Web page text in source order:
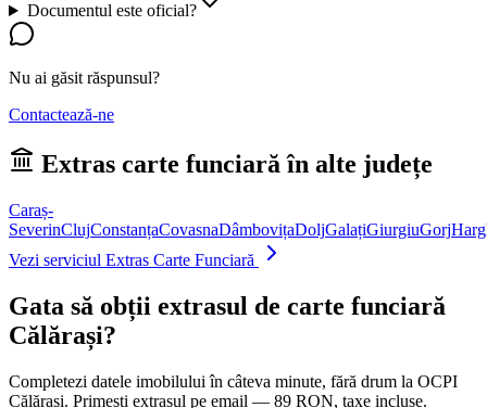
Documentul este oficial?
Nu ai găsit răspunsul?
Contactează-ne
Extras carte funciară în alte județe
Caraș-
SeverinClujConstanțaCovasnaDâmbovițaDoljGalațiGiurgiuGorj
Vezi serviciul Extras Carte Funciară
Gata să obții extrasul de carte funciară
Călărași?
Completezi datele imobilului în câteva minute, fără drum la OCPI
Călărași. Primești extrasul pe email — 89 RON, taxe incluse.